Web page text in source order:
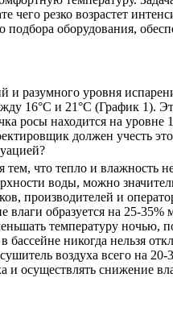
чего резко возрастет
оборудования,
разумного уровня
16°С и 21°С (График 1).
росы находится на
должен учесть
что тепло и влажность
воды, можно
производителей и
влаги образуется на 25-
температуру
никогда нельзя
воздуха всего на
и осуществлять снижение